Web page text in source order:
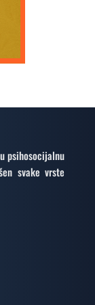
psihosocijalnu
svake vrste